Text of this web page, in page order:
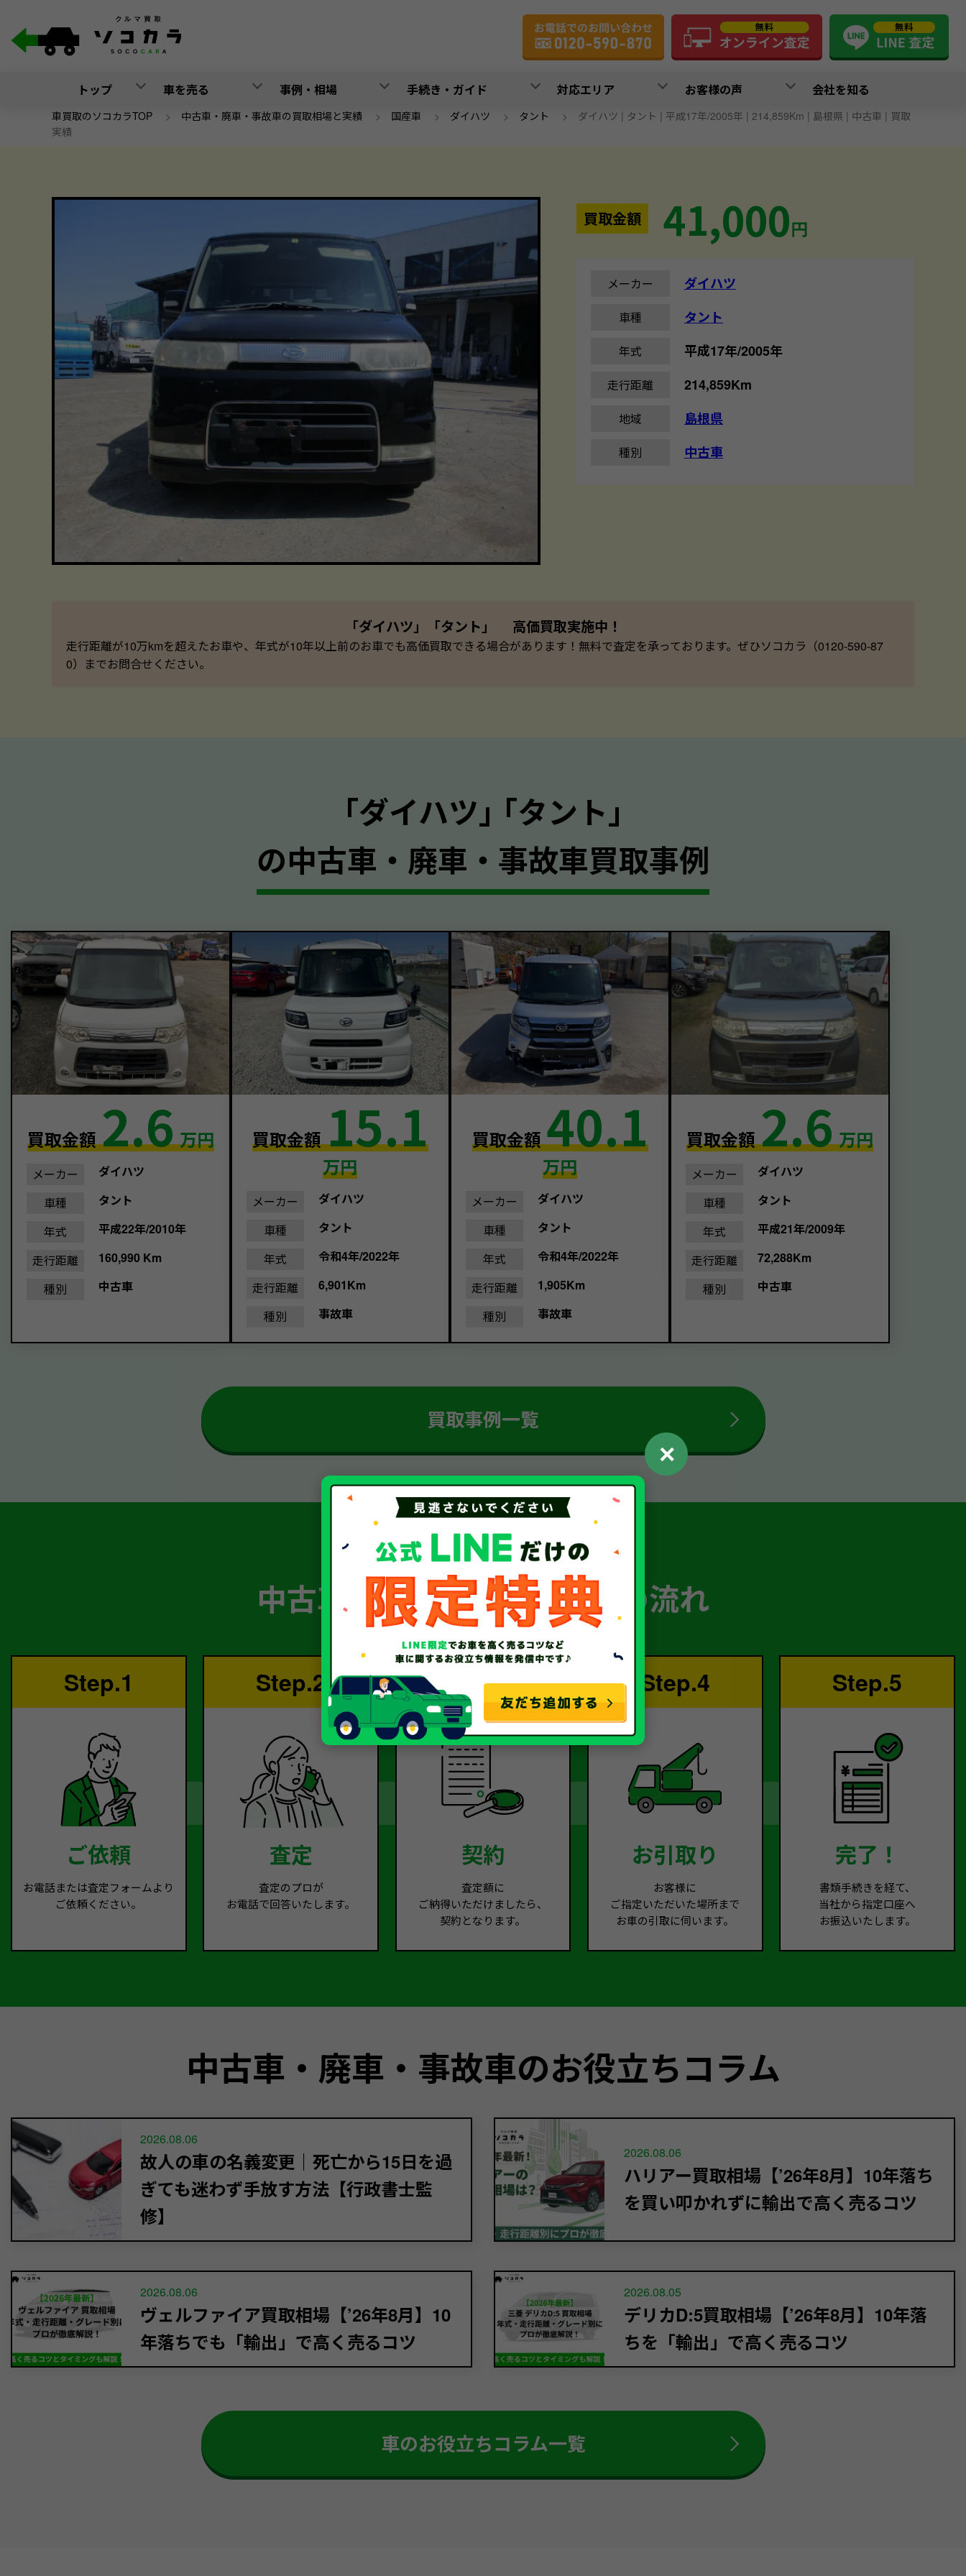
トップ 車を売る 事例・相場 手続き・ガイド 対応エリア お客様の声 会社を知る
車買取のソコカラTOP > 中古車・廃車・事故車の買取相場と実績 > 国産車 > ダイハツ > タント > ダイハツ | タント | 平成17年/2005年 | 214,859Km | 島根県 | 中古車 | 買取
実績
買取金額 41,000円
メーカー ダイハツ
車種 タント
年式 平成17年/2005年
走行距離 214,859Km
地域 島根県
種別 中古車
「ダイハツ」「タント」 高価買取実施中！
走行距離が10万kmを超えたお車や、年式が10年以上前のお車でも高価買取できる場合があります！無料で査定を承っております。ぜひソコカラ（0120-590-87
0）までお問合せください。
｢ダイハツ｣ ｢タント｣
の中古車・廃車・事故車買取事例
買取金額2.6 万円
メーカー
ダイハツ
車種
タント
年式
平成22年/2010年
走行距離
160,990 Km
種別
中古車
買取金額15.1
万円
メーカー
ダイハツ
車種
タント
年式
令和4年/2022年
走行距離
6,901Km
種別
事故車
買取金額40.1
万円
メーカー
ダイハツ
車種
タント
年式
令和4年/2022年
走行距離
1,905Km
種別
事故車
買取金額2.6 万円
メーカー
ダイハツ
車種
タント
年式
平成21年/2009年
走行距離
72,288Km
種別
中古車
買取事例一覧
簡単 5ステップ！
中古車・廃車・事故車買取の流れ
Step.1
ご依頼
お電話または査定フォームより
ご依頼ください。
Step.2
査定
査定のプロが
お電話で回答いたします。
Step.3
契約
査定額に
ご納得いただけましたら、
契約となります。
Step.4
お引取り
お客様に
ご指定いただいた場所まで
お車の引取に伺います。
Step.5
完了！
書類手続きを経て、
当社から指定口座へ
お振込いたします。
中古車・廃車・事故車のお役立ちコラム
2026.08.06
故人の車の名義変更｜死亡から15日を過
ぎても迷わず手放す方法【行政書士監
修】
2026.08.06
ハリアー買取相場【’26年8月】10年落ち
を買い叩かれずに輸出で高く売るコツ
2026.08.06
ヴェルファイア買取相場【’26年8月】10
年落ちでも「輸出」で高く売るコツ
2026.08.05
デリカD:5買取相場【’26年8月】10年落
ちを「輸出」で高く売るコツ
車のお役立ちコラム一覧
✕